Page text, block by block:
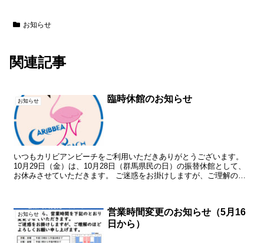
お知らせ
関連記事
お知らせ 臨時休館のお知らせ
いつもカリビアンビーチをご利用いただきありがとうございます。
10月29日（金）は、10月28日（群馬県民の日）の振替休館として、
お休みさせていただきます。 ご迷惑をお掛けしますが、ご理解のほ
お知らせ
営業時間変更のお知らせ（5月16
日から）